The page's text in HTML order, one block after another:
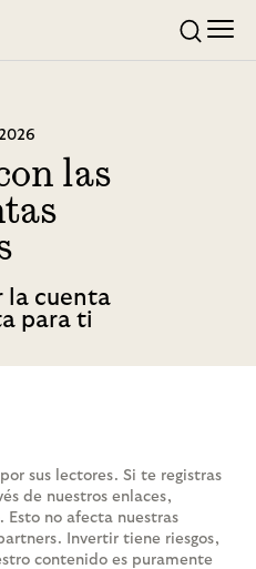
Buscar
las
la cuenta
para ti
sus lectores. Si te registras
de nuestros enlaces,
Esto no afecta nuestras
Invertir tiene riesgos,
contenido es puramente